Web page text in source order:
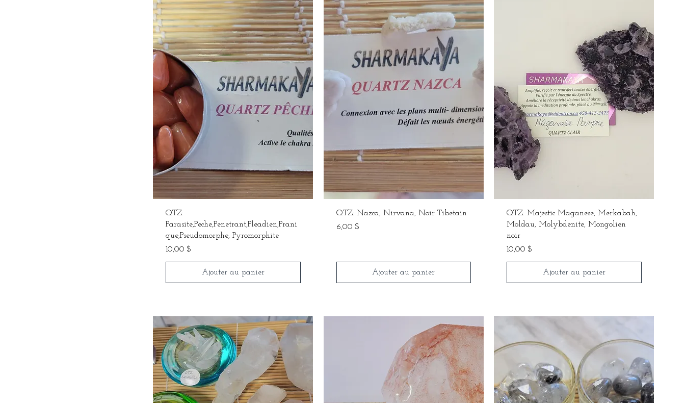
QTZ:
Parasite,Peche,Penetrant,Pleadien,Prani
que,Pseudomorphe, Pyromorphite
Prix
10,00 $
Ajouter au panier
QTZ: Nazca, Nirvana, Noir Tibetain
Prix
6,00 $
Ajouter au panier
QTZ: Majestic Maganese, Merkabah,
Moldau, Molybdenite, Mongolien
noir
Prix
10,00 $
Ajouter au panier